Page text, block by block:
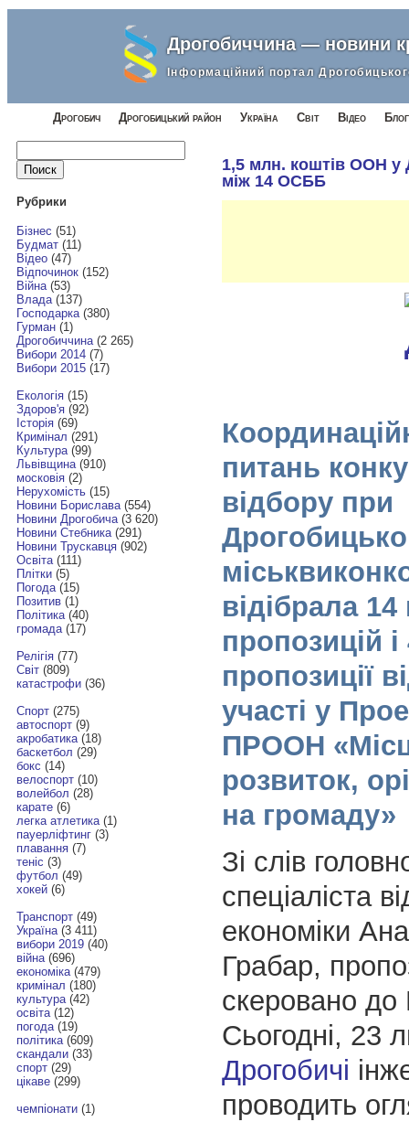
Дрогобиччина — новини
Інформаційний портал
Дрогобич Дрогобицький район Україна Світ Відео
Найти:
Рубрики
Бізнес (51)
Будмат(11)
Відео(47)
Відпочинок(152)
Війна(53)
Влада(137)
Господарка(380)
Гурман(1)
Дрогобиччина(2 265)
Вибори 2014(7)
Вибори 2015(17)
Екологія(15)
Здоров'я(92)
Історія(69)
Кримінал (291)
Культура(99)
Львівщина(910)
московія(2)
Нерухомість(15)
Новини Борислава(554)
Новини Дрогобича(3 620)
Новини Стебника(291)
Новини Трускавця(902)
Освіта(111)
Плітки(5)
Погода(15)
Позитив(1)
Політика(40)
громада(17)
Релігія(77)
Світ(809)
катастрофи(36)
Спорт(275)
автоспорт(9)
акробатика(18)
баскетбол (29)
бокс (14)
велоспорт(10)
волейбол (28)
карате(6)
легка атлетика(1)
пауерліфтинг(3)
плавання(7)
теніс (3)
футбол (49)
хокей(6)
Транспорт(49)
Україна(3 411)
вибори 2019(40)
війна(696)
економіка(479)
кримінал (180)
культура(42)
освіта(12)
погода(19)
політика(609)
скандали(33)
спорт(29)
цікаве(299)
чемпіонати(1)
1,5 млн. коштів ООН у
між 14 ОСББ
питань
відбору при
відібрала
пропозицій
пропозиції
участі у
ПРООН
розвиток,
на громаду»
Зі слів
спеціаліста
економіки
Грабар,
скеровано до
Сьогодні, 23
Дрогобичі
проводить